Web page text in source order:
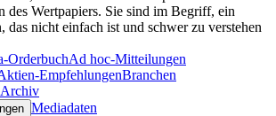
des Wertpapiers. Sie sind im Begriff, ein
das nicht einfach ist und schwer zu verstehen
OrderbuchAd hoc-Mitteilungen
EmpfehlungenBranchen
Mediadaten